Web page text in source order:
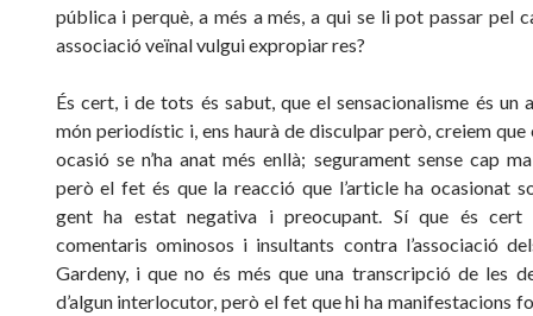
pública i perquè, a més a més, a qui se li pot passar pel
associació veïnal vulgui expropiar res?
És cert, i de tots és sabut, que el sensacionalisme és un
món periodístic i, ens haurà de disculpar però, creiem que
ocasió se n’ha anat més enllà; segurament sense cap
però el fet és que la reacció que l’article ha ocasionat
gent ha estat negativa i preocupant. Sí que és cert
comentaris ominosos i insultants contra l’associació
Gardeny, i que no és més que una transcripció de les
d’algun interlocutor, però el fet que hi ha manifestacions